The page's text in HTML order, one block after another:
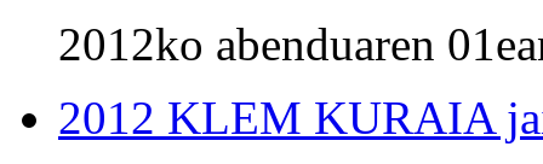
2012ko abenduaren
2012 KLEM KURAIA